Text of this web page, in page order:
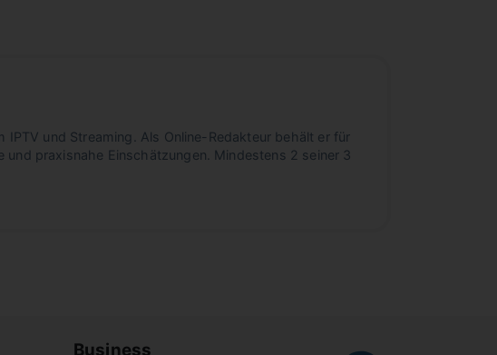
und Streaming. Als Online-Redakteur behält er für
praxisnahe Einschätzungen. Mindestens 2 seiner 3
Business